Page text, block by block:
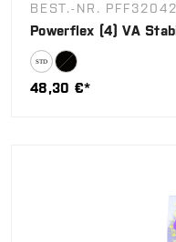
BEST.-NR.
Powerflex (4) VA
48,30 €*